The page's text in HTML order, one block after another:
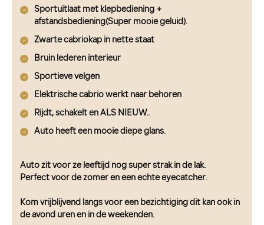
Sportuitlaat met klepbediening +
afstandsbediening(Super mooie geluid).
Zwarte cabriokap in nette staat
Bruin lederen interieur
Sportieve velgen
Elektrische cabrio werkt naar behoren
Rijdt, schakelt en ALS NIEUW..
Auto heeft een mooie diepe glans.
Auto zit voor ze leeftijd nog super strak in de lak.
Perfect voor de zomer en een echte eyecatcher.
Kom vrijblijvend langs voor een bezichtiging dit kan ook in
de avond uren en in de weekenden.